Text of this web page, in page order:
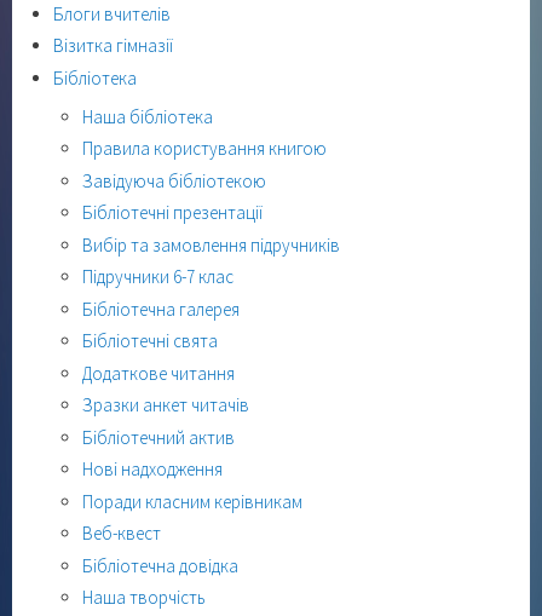
Блоги вчителів
Візитка гімназії
Бібліотека
Наша бібліотека
Правила користування книгою
Завідуюча бібліотекою
Бібліотечні презентації
Вибір та замовлення підручників
Підручники 6-7 клас
Бібліотечна галерея
Бібліотечні свята
Додаткове читання
Зразки анкет читачів
Бібліотечний актив
Нові надходження
Поради класним керівникам
Веб-квест
Бібліотечна довідка
Наша творчість